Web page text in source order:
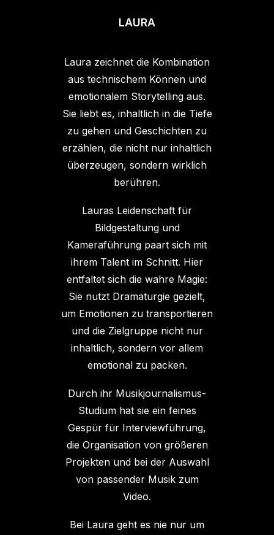
LAURA
Laura zeichnet die Kombination
aus technischem Können und
emotionalem Storytelling aus.
Sie liebt es, inhaltlich in die Tiefe
zu gehen und Geschichten zu
erzählen, die nicht nur inhaltlich
überzeugen, sondern wirklich
berühren.
Lauras Leidenschaft für
Bildgestaltung und
Kameraführung paart sich mit
ihrem Talent im Schnitt. Hier
entfaltet sich die wahre Magie:
Sie nutzt Dramaturgie gezielt,
um Emotionen zu transportieren
und die Zielgruppe nicht nur
inhaltlich, sondern vor allem
emotional zu packen.
Durch ihr Musikjournalismus-
Studium hat sie ein feines
Gespür für Interviewführung,
die Organisation von größeren
Projekten und bei der Auswahl
von passender Musik zum
Video.
Bei Laura geht es nie nur um